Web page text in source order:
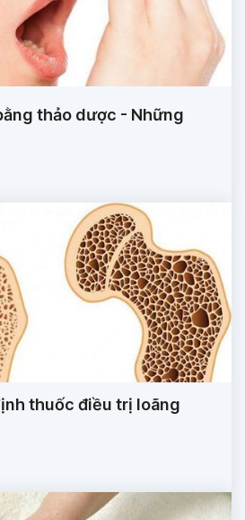
thảo dược - Những
thuốc điều trị loãng